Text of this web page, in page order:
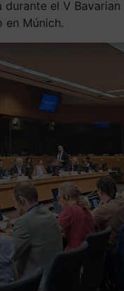
el V Bavarian
en Múnich.